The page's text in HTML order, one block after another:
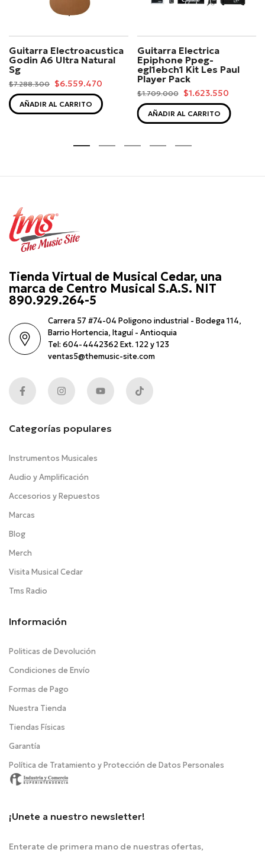
Guitarra Electroacustica
Godin A6 Ultra Natural
Sg
$7.288.300 $6.559.470
AÑADIR AL CARRITO
Guitarra Electrica
Epiphone Ppeg-
egl1ebch1 Kit Les Paul
Player Pack
$1.709.000 $1.623.550
AÑADIR AL CARRITO
Tienda Virtual de Musical Cedar, una
marca de Centro Musical S.A.S. NIT
890.929.264-5
Carrera 57 #74-04 Poligono industrial - Bodega 114,
Barrio Hortencia, Itaguí - Antioquia
Tel: 604-4442362 Ext. 122 y 123
ventas5@themusic-site.com
Categorías populares
Instrumentos Musicales
Audio y Amplificación
Accesorios y Repuestos
Marcas
Blog
Merch
Visita Musical Cedar
Tms Radio
Información
Politicas de Devolución
Condiciones de Envío
Formas de Pago
Nuestra Tienda
Tiendas Físicas
Garantía
Política de Tratamiento y Protección de Datos Personales
¡Unete a nuestro newsletter!
Enterate de primera mano de nuestras ofertas,